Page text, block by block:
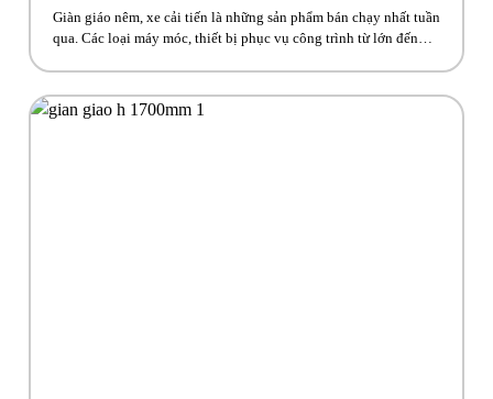
Giàn giáo nêm, xe cải tiến là những sản phẩm bán chạy nhất tuần
qua. Các loại máy móc, thiết bị phục vụ công trình từ lớn đến